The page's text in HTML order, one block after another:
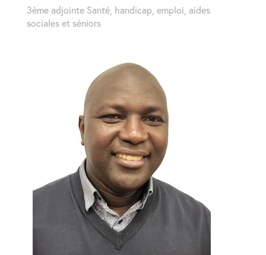
3ème adjointe Santé, handicap, emploi, aides
sociales et séniors